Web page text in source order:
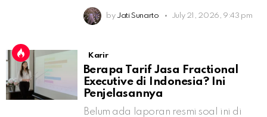
by Jati Sunarto July 21, 2026, 9:43 pm
Karir
Berapa Tarif Jasa Fractional
Executive di Indonesia? Ini
Penjelasannya
Belum ada laporan resmi soal ini di